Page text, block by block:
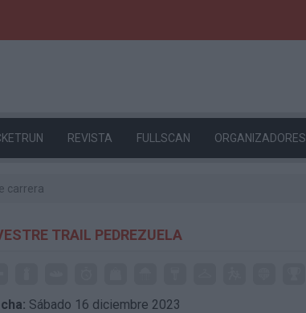
REVISTA FULLSCAN ORGANIZADORES
carrera
TRAIL PEDREZUELA
Sábado 16 diciembre 2023